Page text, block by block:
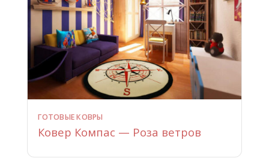
ГОТОВЫЕ КОВРЫ
Ковер Компас — Роза ветров